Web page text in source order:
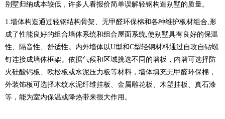
别墅归纳成本较低，许多人看报价简单误解轻钢构造别墅的质量。
1.墙体构造通过轻钢结构骨架、无甲醛环保棉和各种维护板材组合,形
成了性能良好的组合墙体系统和组合屋面系统,使别墅具有良好的保温
性、隔音性、舒适性。内外墙体以U型和C型轻钢材料通过自攻自钻螺
钉连接成墙体框架。依据气候和区域挑选不同的墙板，内墙可选择防
火硅酸钙板、欧松板或水泥压力板等材料，墙体填充无甲醛环保棉，
外装饰板可选择木纹水泥纤维挂板、金属雕花板、木塑挂板、真石漆
等，能为室内保温或降热带来很大作用。